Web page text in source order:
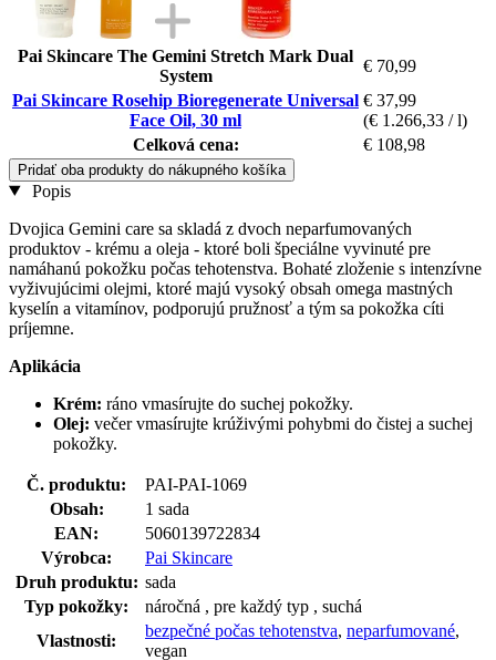
Pai Skincare The Gemini Stretch Mark Dual
System
€ 70,99
Pai Skincare Rosehip Bioregenerate Universal
Face Oil, 30 ml
€ 37,99
(€ 1.266,33 / l)
Celková cena:
€ 108,98
Pridať oba produkty do nákupného košíka
Popis
Dvojica Gemini care sa skladá z dvoch neparfumovaných
produktov - krému a oleja - ktoré boli špeciálne vyvinuté pre
namáhanú pokožku počas tehotenstva. Bohaté zloženie s intenzívne
vyživujúcimi olejmi, ktoré majú vysoký obsah omega mastných
kyselín a vitamínov, podporujú pružnosť a tým sa pokožka cíti
príjemne.
Aplikácia
Krém: ráno vmasírujte do suchej pokožky.
Olej: večer vmasírujte krúživými pohybmi do čistej a suchej
pokožky.
Č. produktu:
PAI-PAI-1069
Obsah:
1 sada
EAN:
5060139722834
Výrobca:
Pai Skincare
Druh produktu: sada
Typ pokožky:
náročná , pre každý typ , suchá
Vlastnosti:
bezpečné počas tehotenstva, neparfumované,
vegan